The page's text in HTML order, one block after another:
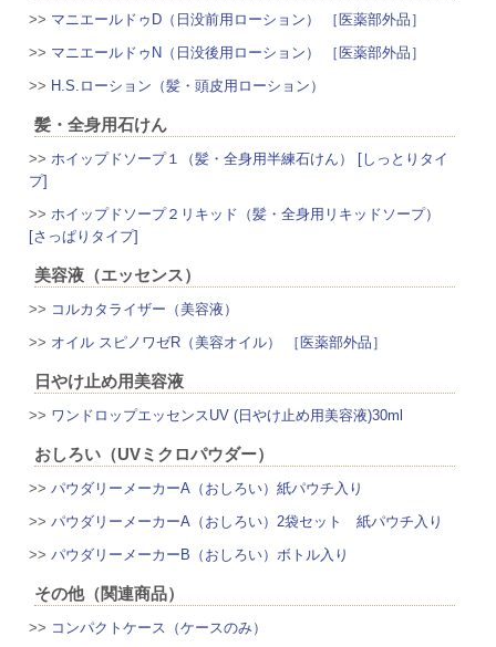
>> マニエールドゥD（日没前用ローション） ［医薬部外品］
>> マニエールドゥN（日没後用ローション） ［医薬部外品］
>> H.S.ローション（髪・頭皮用ローション）
髪・全身用石けん
>> ホイップドソープ１（髪・全身用半練石けん） [しっとりタイ
プ]
>> ホイップドソープ２リキッド（髪・全身用リキッドソープ）
[さっぱりタイプ]
美容液（エッセンス）
>> コルカタライザー（美容液）
>> オイル スピノワゼR（美容オイル） ［医薬部外品］
日やけ止め用美容液
>> ワンドロップエッセンスUV (日やけ止め用美容液)30ml
おしろい（UVミクロパウダー）
>>パウダリーメーカーA（おしろい）紙パウチ入り
>>パウダリーメーカーA（おしろい）2袋セット 紙パウチ入り
>>パウダリーメーカーB（おしろい）ボトル入り
その他（関連商品）
>> コンパクトケース（ケースのみ）